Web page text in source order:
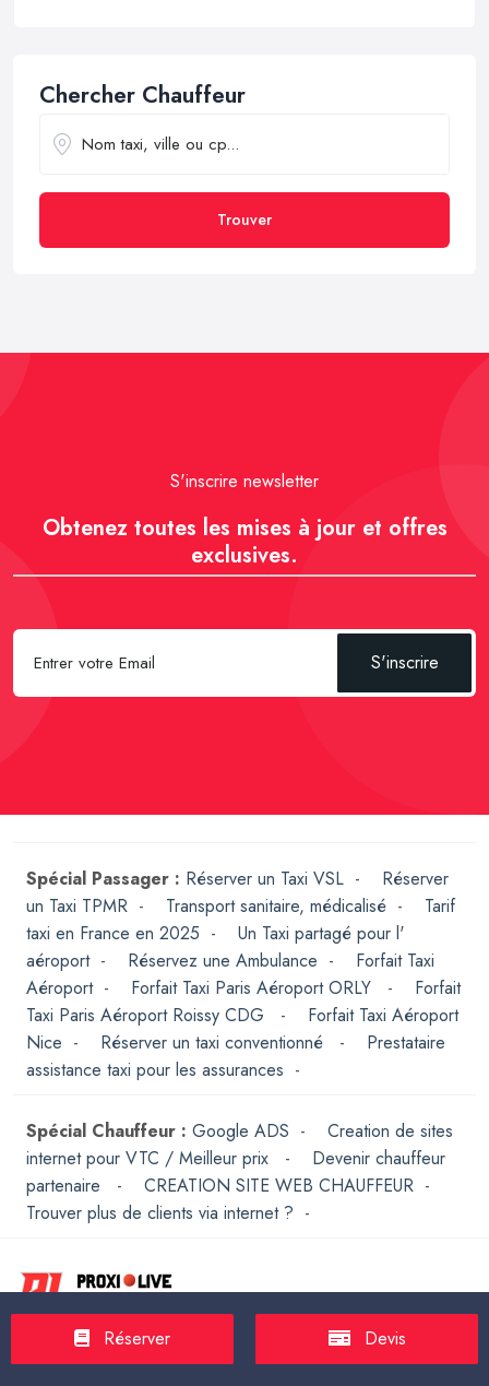
Chercher Chauffeur
Trouver
S'inscrire newsletter
Obtenez toutes les mises à jour et offres
exclusives.
S'inscrire
Spécial Passager : Réserver un Taxi VSL - Réserver
un Taxi TPMR - Transport sanitaire, médicalisé - Tarif
taxi en France en 2025 - Un Taxi partagé pour l'
aéroport- Réservez une Ambulance - Forfait Taxi
Aéroport- Forfait Taxi Paris Aéroport ORLY - Forfait
Taxi Paris Aéroport Roissy CDG
- Forfait Taxi Aéroport
Nice - Réserver un taxi conventionné - Prestataire
assistance taxi pour les assurances -
Spécial Chauffeur : Google ADS - Creation de sites
internet pour VTC / Meilleur prix
- Devenir chauffeur
partenaire
- CREATION SITE WEB CHAUFFEUR -
Trouver plus de clients via internet ? -
208 rue Championnet Paris 75018 France
Réserver Devis